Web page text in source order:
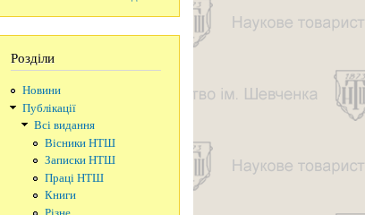
Розділи
Новини
Публікації
Всі видання
Вісники НТШ
Записки НТШ
Праці НТШ
Книги